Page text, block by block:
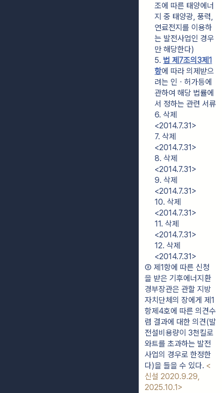
조에 따른 태양에너
지 중 태양광, 풍력,
연료전지를 이용하
는 발전사업인 경우
만 해당한다)
5. 법 제7조의3제1
항에 따라 의제받으
려는 인ㆍ허가등에
관하여 해당 법률에
서 정하는 관련 서류
6. 삭제
<2014.7.31>
7. 삭제
<2014.7.31>
8. 삭제
<2014.7.31>
9. 삭제
<2014.7.31>
10. 삭제
<2014.7.31>
11. 삭제
<2014.7.31>
12. 삭제
<2014.7.31>
② 제1항에 따른 신청
을 받은 기후에너지환
경부장관은 관할 지방
자치단체의 장에게 제1
항제4호에 따른 의견수
렴 결과에 대한 의견(발
전설비용량이 3천킬로
와트를 초과하는 발전
사업의 경우로 한정한
다)을 들을 수 있다. <
신설 2020.9.29,
2025.10.1>